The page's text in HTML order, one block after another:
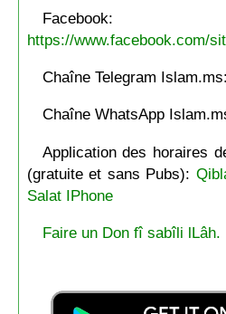
Facebook:
https://www.facebook.com/
Chaîne Telegram Islam.ms:
Chaîne WhatsApp
Application des horaires
(gratuite et sans Pubs):
Salat IPhone
Faire un Don fî sabîli lLâh.